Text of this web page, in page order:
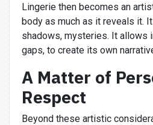
Lingerie then becomes an
body as much as it reveals it.
shadows, mysteries. It allows
gaps, to create its own
A Matter of
Respect
Beyond these artistic